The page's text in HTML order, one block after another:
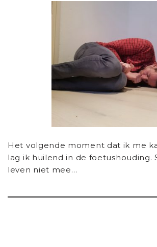
Het volgende moment dat ik me
lag ik huilend in de foetushouding.
leven niet mee…